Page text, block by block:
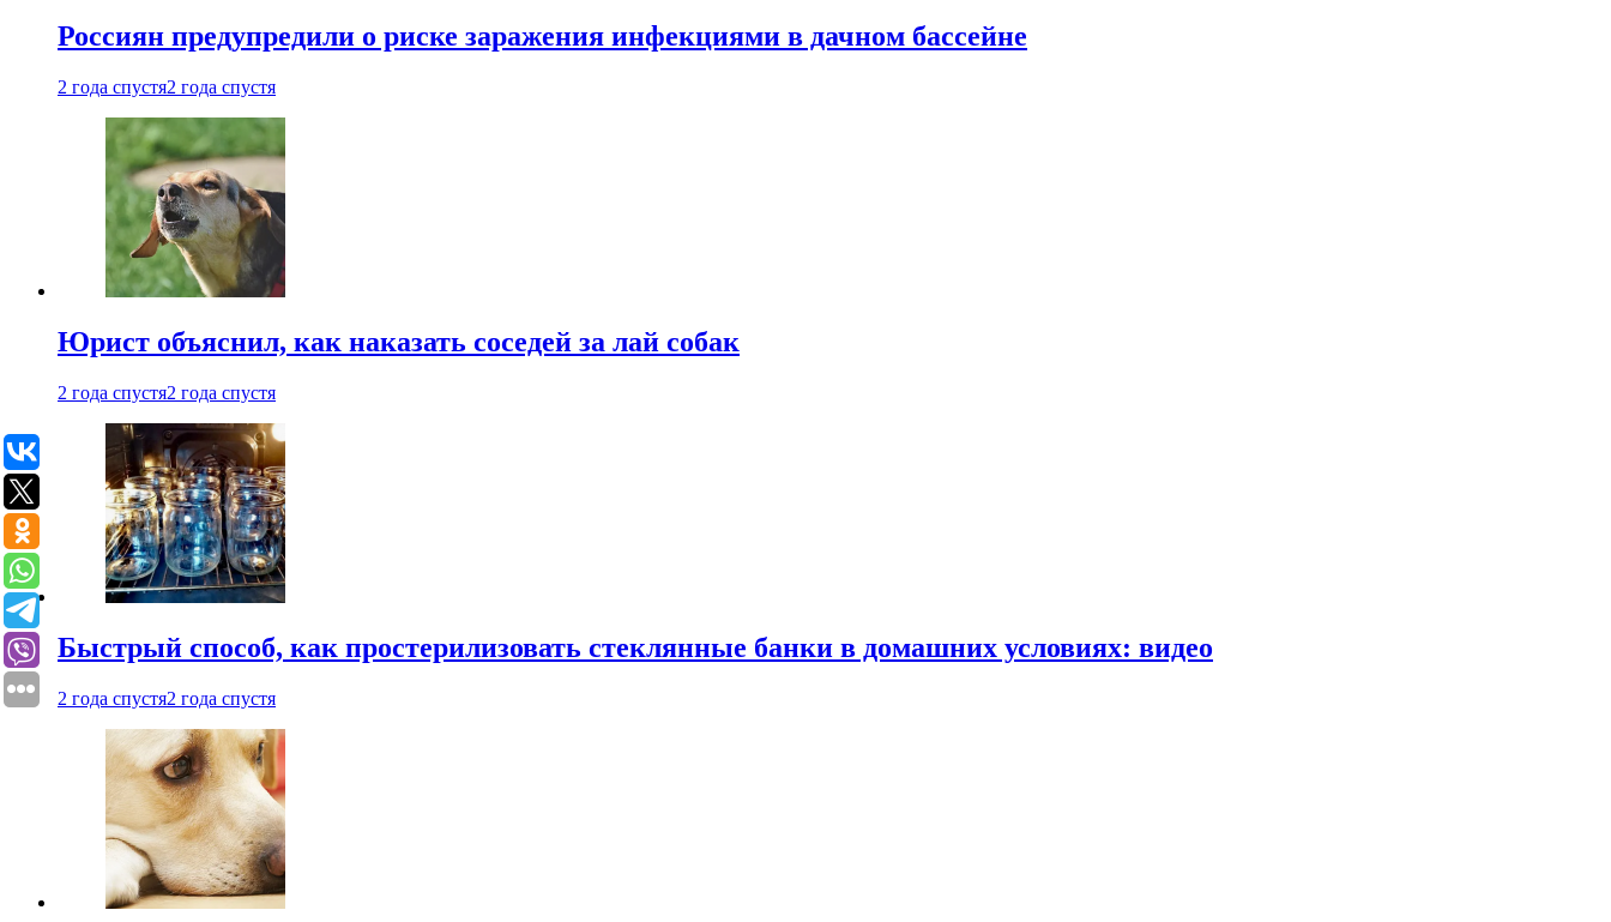
Россиян предупредили о риске заражения инфекциями в дачном бассейне
2 года спустя2 года спустя
Юрист объяснил, как наказать соседей за лай собак
2 года спустя2 года спустя
Быстрый способ, как простерилизовать стеклянные банки в домашних условиях: видео
2 года спустя2 года спустя